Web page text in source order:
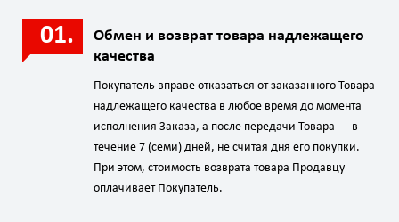
Обмен и возврат товара надлежащего
качества
Покупатель вправе отказаться от заказанного Товара
надлежащего качества в любое время до момента
исполнения Заказа, а после передачи Товара — в
течение 7 (семи) дней, не считая дня его покупки.
При этом, стоимость возврата товара Продавцу
оплачивает Покупатель.